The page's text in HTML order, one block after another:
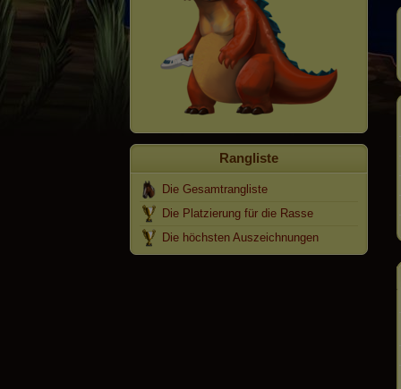
Rangliste
Die Gesamtrangliste
Die Platzierung für die Rasse
Die höchsten Auszeichnungen